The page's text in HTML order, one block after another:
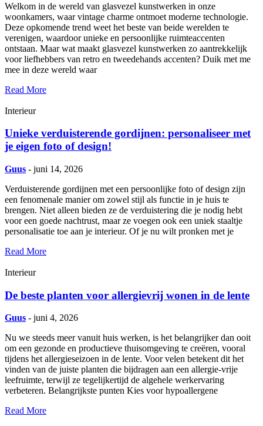
Welkom in de wereld van glasvezel kunstwerken in onze
woonkamers, waar vintage charme ontmoet moderne technologie.
Deze opkomende trend weet het beste van beide werelden te
verenigen, waardoor unieke en persoonlijke ruimteaccenten
ontstaan. Maar wat maakt glasvezel kunstwerken zo aantrekkelijk
voor liefhebbers van retro en tweedehands accenten? Duik met me
mee in deze wereld waar
Read More
Interieur
Unieke verduisterende gordijnen: personaliseer met
je eigen foto of design!
Guus - juni 14, 2026
Verduisterende gordijnen met een persoonlijke foto of design zijn
een fenomenale manier om zowel stijl als functie in je huis te
brengen. Niet alleen bieden ze de verduistering die je nodig hebt
voor een goede nachtrust, maar ze voegen ook een uniek staaltje
personalisatie toe aan je interieur. Of je nu wilt pronken met je
Read More
Interieur
De beste planten voor allergievrij wonen in de lente
Guus - juni 4, 2026
Nu we steeds meer vanuit huis werken, is het belangrijker dan ooit
om een gezonde en productieve thuisomgeving te creëren, vooral
tijdens het allergieseizoen in de lente. Voor velen betekent dit het
vinden van de juiste planten die bijdragen aan een allergie-vrije
leefruimte, terwijl ze tegelijkertijd de algehele werkervaring
verbeteren. Belangrijkste punten Kies voor hypoallergene
Read More